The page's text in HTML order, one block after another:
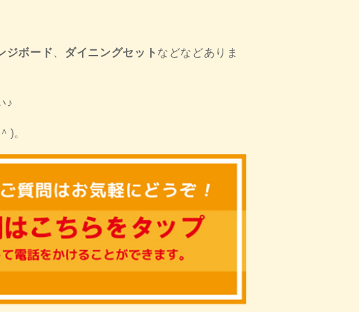
ジボード、 ダイニングセット などなどありま
♪
)。